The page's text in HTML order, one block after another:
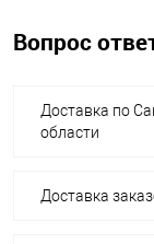
Вопрос
Доставка по
области
Доставка